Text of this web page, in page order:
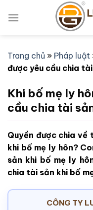
qua
Trang chủ » Pháp luật
được yêu cầu chia
Khi bố mẹ ly
cầu chia tài
Quyền được chia
khi bố mẹ ly hôn?
sản khi bố mẹ ly
chia tài sản khi bố
CÔNG TY